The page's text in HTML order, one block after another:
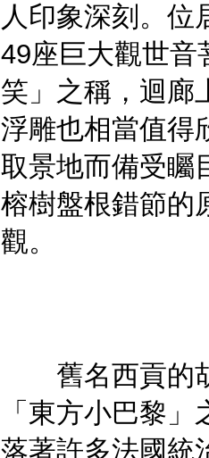
人印象深刻。位
49座巨大觀世音
笑」之稱，迴廊
浮雕也相當值得
取景地而備受矚
榕樹盤根錯節的
觀。
舊名西貢的胡
「東方小巴黎
落著許多法國統